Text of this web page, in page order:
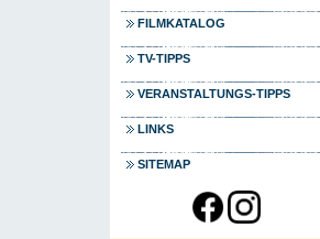
FILMKATALOG
TV-TIPPS
VERANSTALTUNGS-TIPPS
LINKS
SITEMAP